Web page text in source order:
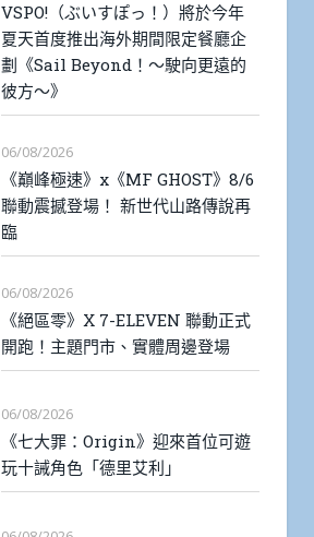
VSPO!（ぶいすぽっ！）將於今年
夏天首度推出海外期間限定餐廳企
劃《Sail Beyond！～駛向更遠的
彼方～》
06/08/2026
《巔峰極速》x《MF GHOST》8/6
聯動震撼登場！ 新世代山路傳說再
臨
06/08/2026
《絕區零》X 7-ELEVEN 聯動正式
開跑！主題門市、實體周邊登場
06/08/2026
《七大罪：Origin》迎來首位可遊
玩十誡角色「德里艾利」